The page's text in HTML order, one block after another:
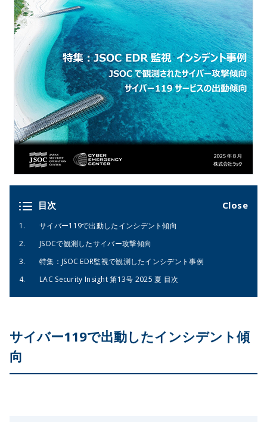
目次
サイバー119で出動したインシデント傾向
JSOCで観測したサイバー攻撃傾向
特集：JSOC EDR監視で観測したインシデント事例
LAC Security Insight 第13号 2025 夏 目次
サイバー119で出動したインシデント傾
向